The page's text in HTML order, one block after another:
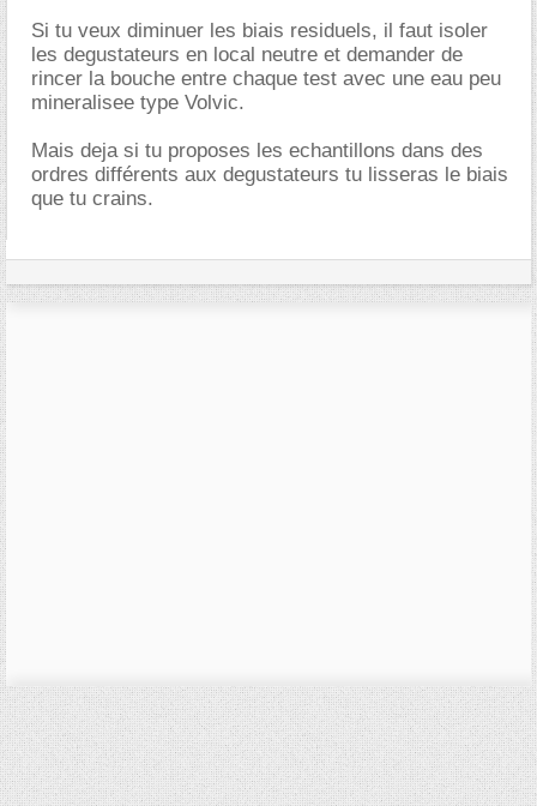
Si tu veux diminuer les biais residuels, il faut isoler
les degustateurs en local neutre et demander de
rincer la bouche entre chaque test avec une eau peu
mineralisee type Volvic.
Mais deja si tu proposes les echantillons dans des
ordres différents aux degustateurs tu lisseras le biais
que tu crains.